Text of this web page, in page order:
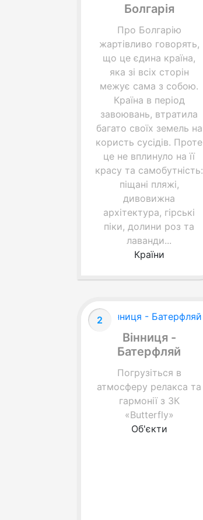
Болгарія
Про Болгарію
жартівливо говорять,
що це єдина країна,
яка зі всіх сторін
межує сама з собою.
Країна в період
завоювань, втратила
багато своїх земель на
користь сусідів. Проте
це не вплинуло на її
красу та самобутність:
піщані пляжі,
дивовижна
архітектура, гірські
піки, долини роз та
лаванди...
Країни
Вінниця -
Батерфляй
2
Погрузіться в
атмосферу релакса та
гармонії з ЗК
«Butterfly»
Об'єкти